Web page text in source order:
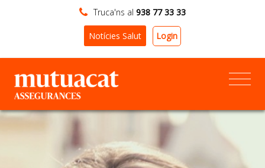
Truca'ns al 938 77 33 33
Notícies Salut Login